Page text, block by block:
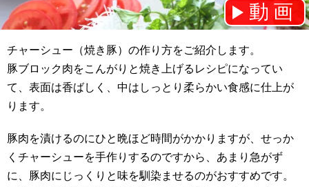
動画
チャンネル登録をお願いします！⇒
チャーシュー（焼き豚）の作り方をご紹介します。
豚ブロック肉をこんがりと焼き上げるレシピになってい
て、表面は香ばしく、中はしっとり柔らかい食感に仕上が
ります。
豚肉を漬けるのにひと晩ほど時間がかかりますが、せっか
くチャーシューを手作りするのですから、あまり急がず
に、豚肉にじっくりと味を馴染ませるのがおすすめです。